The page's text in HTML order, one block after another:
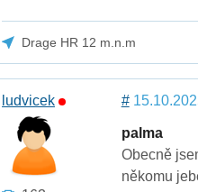
Drage HR 12 m.n.m
ludvicek #
palma
Obecně
někomu